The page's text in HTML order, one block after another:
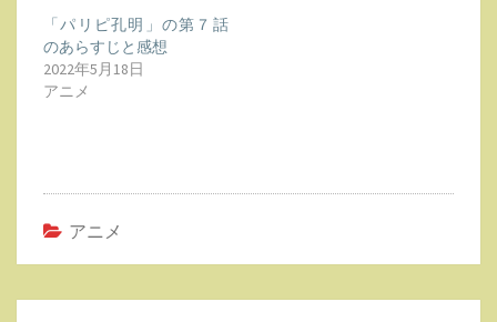
「パリピ孔明」の第７話
のあらすじと感想
2022年5月18日
アニメ
アニメ